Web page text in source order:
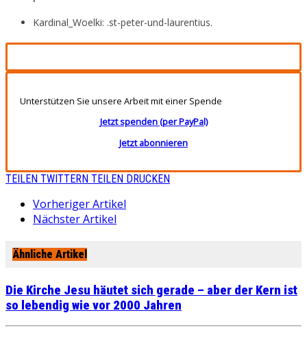
Kardinal_Woelki: .st-peter-und-laurentius.
Unterstützen Sie unsere Arbeit mit einer Spende
Jetzt spenden (per PayPal)
Jetzt abonnieren
TEILEN TWITTERN TEILEN DRUCKEN
Vorheriger Artikel
Nächster Artikel
Ähnliche Artikel
Die Kirche Jesu häutet sich gerade – aber der Kern ist
so lebendig wie vor 2000 Jahren